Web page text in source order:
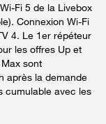
Fi 5 de la Livebox
Connexion Wi-Fi
4. Le 1er répéteur
les offres Up et
sont
après la demande
cumulable avec les